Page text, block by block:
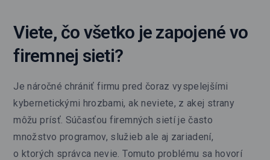
Viete, čo všetko je zapojené vo
firemnej sieti?
Je náročné chrániť firmu pred čoraz vyspelejšími
kybernetickými hrozbami, ak neviete, z akej strany
môžu prísť. Súčasťou firemných sietí je často
množstvo programov, služieb ale aj zariadení,
o ktorých správca nevie. Tomuto problému sa hovorí